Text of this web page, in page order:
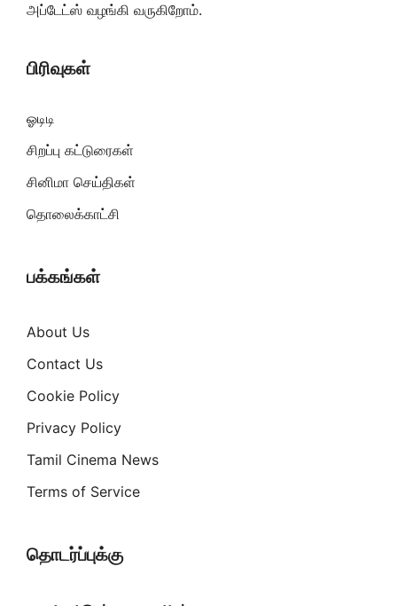
அப்டேட்ஸ் வழங்கி வருகிறோம்.
பிரிவுகள்
ஓடிடி
சிறப்பு கட்டுரைகள்
சினிமா செய்திகள்
தொலைக்காட்சி
பக்கங்கள்
About Us
Contact Us
Cookie Policy
Privacy Policy
Tamil Cinema News
Terms of Service
தொடர்ப்புக்கு